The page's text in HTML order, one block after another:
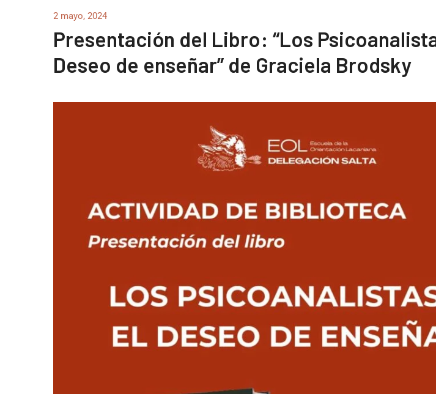
2 mayo, 2024
Presentación del Libro: “Los
Deseo de enseñar” de Graciela Brodsky